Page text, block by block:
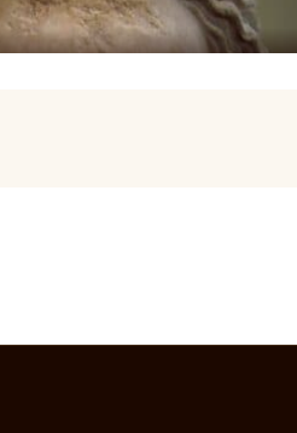
nosies plastika Daugeliui